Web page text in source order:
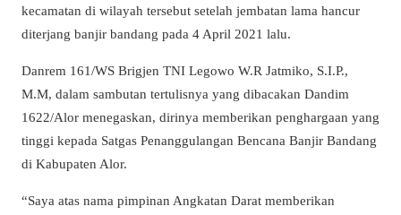
kecamatan di wilayah tersebut setelah jembatan lama hancur
diterjang banjir bandang pada 4 April 2021 lalu.
Danrem 161/WS Brigjen TNI Legowo W.R Jatmiko, S.I.P.,
M.M, dalam sambutan tertulisnya yang dibacakan Dandim
1622/Alor menegaskan, dirinya memberikan penghargaan yang
tinggi kepada Satgas Penanggulangan Bencana Banjir Bandang
di Kabupaten Alor.
“Saya atas nama pimpinan Angkatan Darat memberikan